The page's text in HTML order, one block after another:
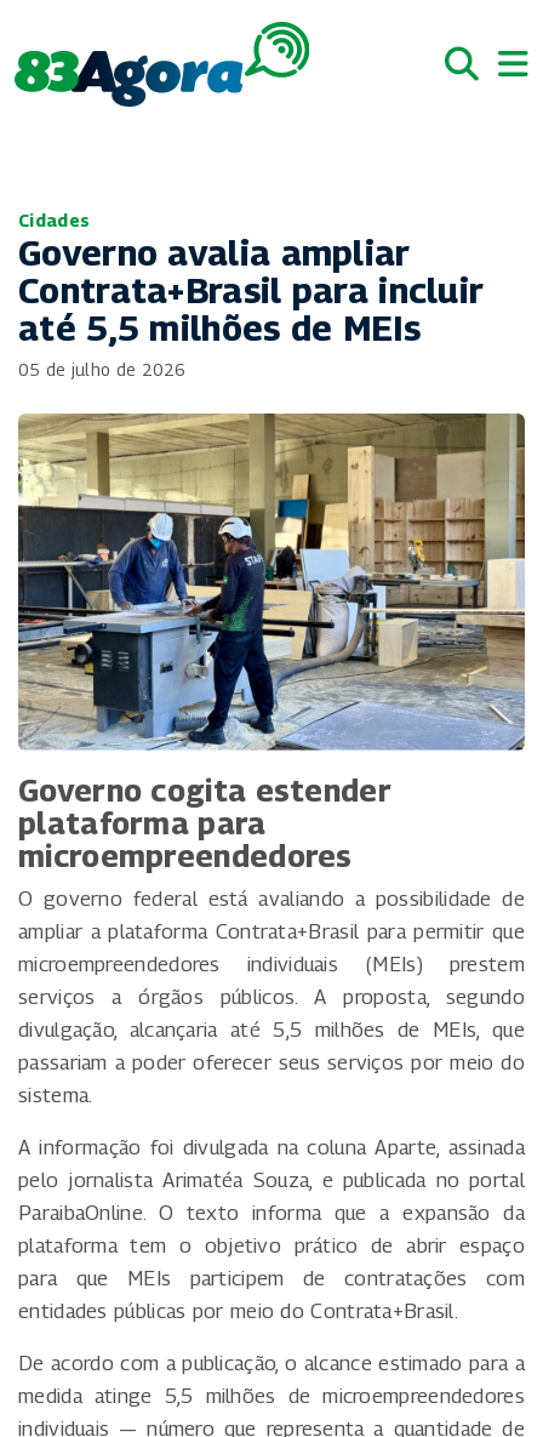
Cidades
Governo avalia ampliar
Contrata+Brasil para incluir
até 5,5 milhões de MEIs
05 de julho de 2026
Governo cogita estender
plataforma para
microempreendedores
O governo federal está avaliando a possibilidade de
ampliar a plataforma Contrata+Brasil para permitir que
microempreendedores individuais (MEIs) prestem
serviços a órgãos públicos. A proposta, segundo
divulgação, alcançaria até 5,5 milhões de MEIs, que
passariam a poder oferecer seus serviços por meio do
sistema.
A informação foi divulgada na coluna Aparte, assinada
pelo jornalista Arimatéa Souza, e publicada no portal
ParaibaOnline. O texto informa que a expansão da
plataforma tem o objetivo prático de abrir espaço
para que MEIs participem de contratações com
entidades públicas por meio do Contrata+Brasil.
De acordo com a publicação, o alcance estimado para a
medida atinge 5,5 milhões de microempreendedores
individuais — número que representa a quantidade de